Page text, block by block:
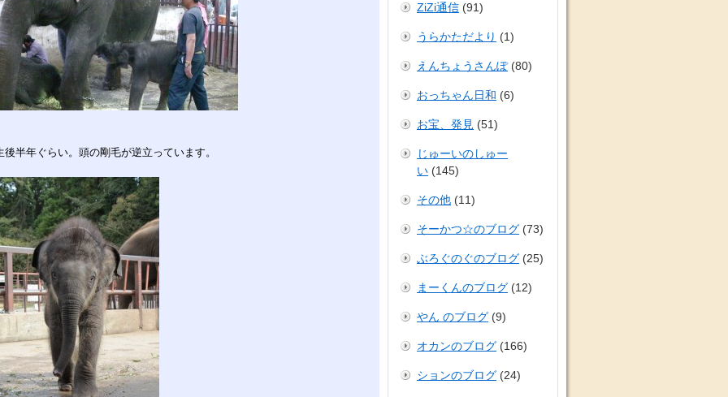
後半年ぐらい。頭の剛毛が逆立っています。
ZiZi通信 (91)
うらかただより (1)
えんちょうさんぽ(80)
おっちゃん日和 (6)
お宝、発見 (51)
じゅーいのしゅー
い (145)
その他 (11)
そーかつ☆のブログ (73)
ぶろぐのぐのブログ (25)
まーくんのブログ (12)
やん のブログ (9)
オカンのブログ (166)
ションのブログ (24)